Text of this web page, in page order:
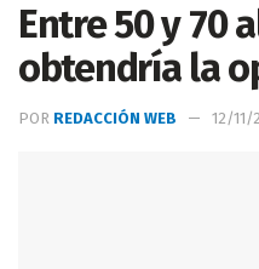
Entre 50 y 70
obtendría la
POR REDACCIÓN WEB 12/11/